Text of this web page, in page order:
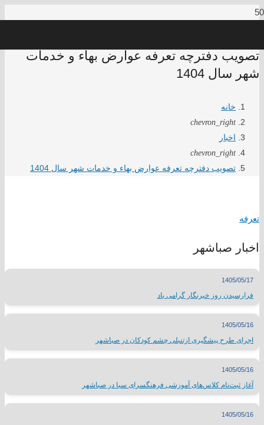
تصویب دفترچه تعرفه عوارض بهاء و خدمات
شهر سال 1404
خانه
chevron_right
اخبار
chevron_right
تصویب دفترچه تعرفه عوارض بهاء و خدمات شهر سال 1404
تعرفه
اخبار صباشهر
1405/05/17
فرارسیدن روز خبرنگار گرامی باد
1405/05/16
اجرای طرح پیشگیری ازتنبلی چشم کودکان در صباشهر
1405/05/16
آغاز ثبت‌نام کلاس‌های آموزشی فرهنگسرای سبا در صباشهر
1405/05/16